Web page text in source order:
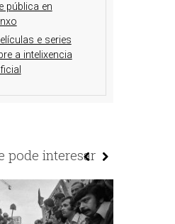
pública en
e series
a intelixencia
pode interesar